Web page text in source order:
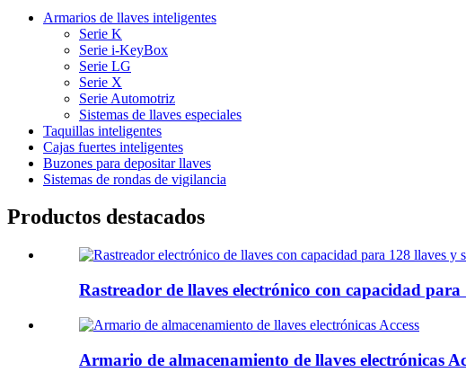
Armarios de llaves inteligentes
Serie K
Serie i-KeyBox
Serie LG
Serie X
Serie Automotriz
Sistemas de llaves especiales
Taquillas inteligentes
Cajas fuertes inteligentes
Buzones para depositar llaves
Sistemas de rondas de vigilancia
Productos destacados
Rastreador de llaves electrónico con capacidad para
Armario de almacenamiento de llaves electrónicas